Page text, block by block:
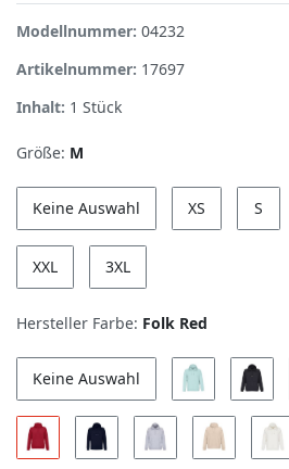
Modellnummer: 04232
Artikelnummer: 17697
Inhalt: 1 Stück
Größe: M
Keine Auswahl XS S
XXL 3XL
Hersteller Farbe: Folk Red
Keine Auswahl